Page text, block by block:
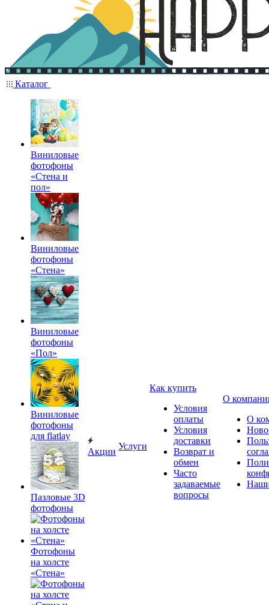
Каталог
Виниловые
фотофоны
«Стена и
пол»
Виниловые
фотофоны
«Стена»
Виниловые
фотофоны
«Пол»
Виниловые
фотофоны
для flatlay
Пазловые 3D
фотофоны
Фотофоны
на холсте
«Стена»
Акции
Услуги
Как купить
Условия
оплаты
Условия
доставки
Возврат и
обмен
Часто
задаваемые
вопросы
О
О